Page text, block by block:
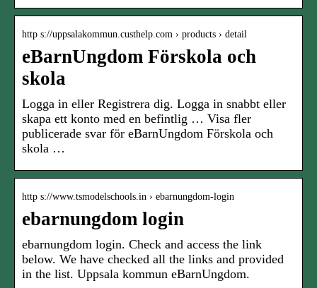
http s://uppsalakommun.custhelp.com › products › detail
eBarnUngdom Förskola och
skola
Logga in eller Registrera dig. Logga in snabbt eller
skapa ett konto med en befintlig … Visa fler
publicerade svar för eBarnUngdom Förskola och
skola …
http s://www.tsmodelschools.in › ebarnungdom-login
ebarnungdom login
ebarnungdom login. Check and access the link
below. We have checked all the links and provided
in the list. Uppsala kommun eBarnUngdom.